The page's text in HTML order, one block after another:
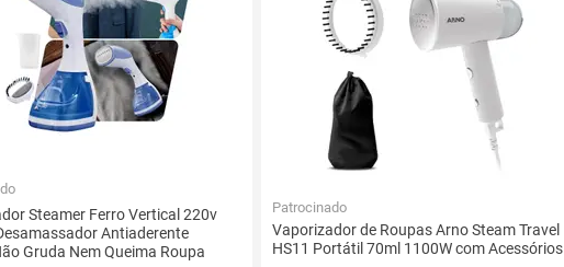
Steamer Ferro Vertical 220v
Antiaderente
Gruda Nem Queima Roupa
Patrocinado
Vaporizador de Roupas Arno Steam Travel
HS11 Portátil 70ml 1100W com Acessórios